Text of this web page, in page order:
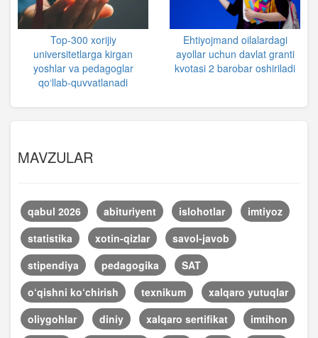
Top-300 xorijiy
universitetlarga kirgan
yoshlar va pedagoglar
qo‘llab-quvvatlanadi
Ehtiyojmand oilalardagi
ayollar uchun davlat granti
kvotasi 2 barobar oshiriladi
MAVZULAR
qabul 2026 abituriyent islohotlar
imtiyoz
statistika
xotin-qizlar
savol-javob
stipendiya
pedagogika
SAT
o‘qishni ko‘chirish
texnikum
xalqaro yutuqlar
oliygohlar
diniy xalqaro sertifikat
imtihon